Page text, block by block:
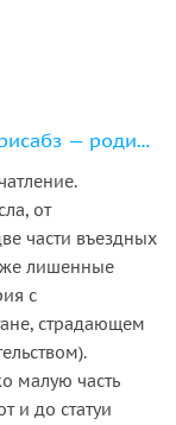
Древний и живописный город Шахрисабз — родина Тамерлана
от
части въездных
лишенные
с
страдающем
малую часть
и до статуи